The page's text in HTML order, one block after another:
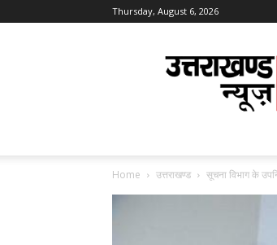
Thursday, August 6, 2026
News
24
Home उत्तराखण्ड सूचना विभाग के